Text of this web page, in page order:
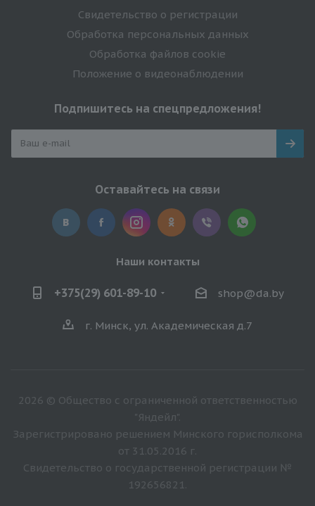
Свидетельство о регистрации
Обработка персональных данных
Обработка файлов cookie
Положение о видеонаблюдении
Подпишитесь на спецпредложения!
Оставайтесь на связи
Наши контакты
+375(29) 601-89-10 shop@da.by
г. Минск, ул. Академическая д.7
2026 © Общество с ограниченной ответственностью
"Яндейл".
Зарегистрировано решением Минского горисполкома
от 31.05.2016 г.
Свидетельство о государственной регистрации №
192656821.